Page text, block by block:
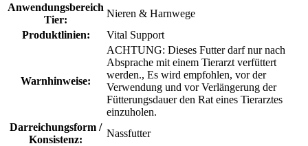
Anwendungsbereich
Tier:
Nieren & Harnwege
Produktlinien:
Vital Support
Warnhinweise:
ACHTUNG: Dieses Futter darf nur nach
Absprache mit einem Tierarzt verfüttert
werden., Es wird empfohlen, vor der
Verwendung und vor Verlängerung der
Fütterungsdauer den Rat eines Tierarztes
einzuholen.
Darreichungsform /
Konsistenz:
Nassfutter